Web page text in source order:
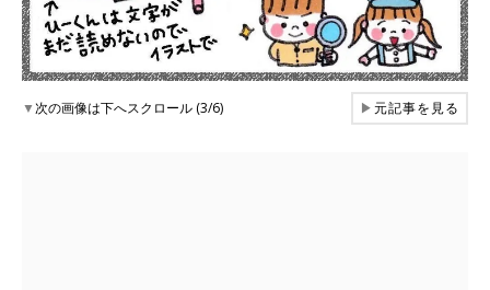
▼次の画像は下へスクロール (3/6) ▶元記事を見る